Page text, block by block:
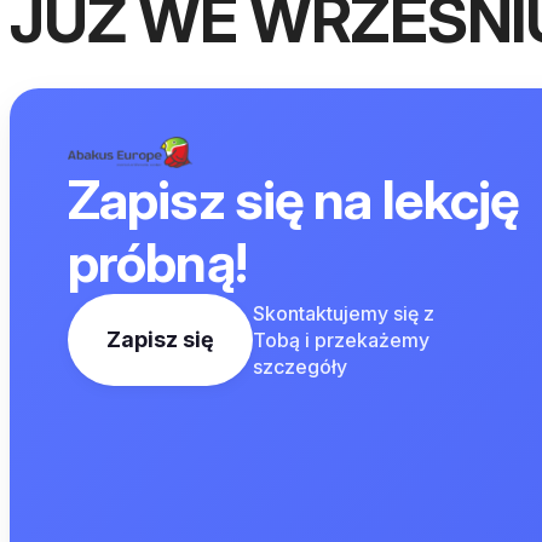
JUŻ WE
Zapisz się na lekcję
próbną!
Zapisz się
Skontaktujemy się z
Tobą i przekażemy
szczegóły